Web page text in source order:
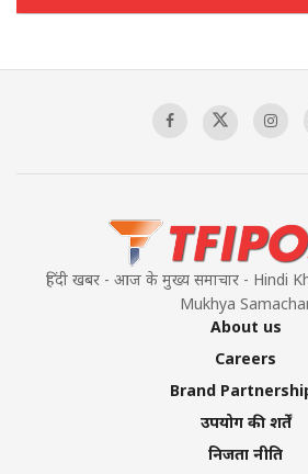
हिंदी खबर - आज के मुख्य समाचार - Hindi
Mukhya
About us
Careers
Brand
उपयोग की शर्तें
निजता नीति